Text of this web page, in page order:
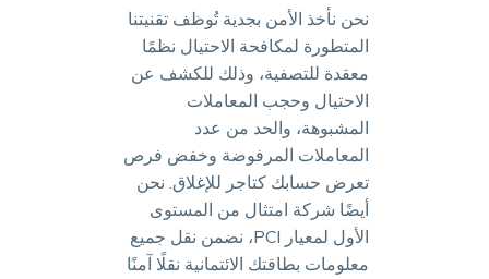
نحن نأخذ الأمن بجدية تُوظف تقنيتنا
المتطورة لمكافحة الاحتيال نظمًا
معقدة للتصفية، وذلك للكشف عن
الاحتيال وحجب المعاملات
المشبوهة، والحد من عدد
المعاملات المرفوضة وخفض فرص
تعرض حسابك كتاجر للإغلاق. نحن
أيضًا شركة امتثال من المستوى
الأول لمعيار PCI، نضمن نقل جميع
معلومات بطاقتك الائتمانية نقلًا آمنًا